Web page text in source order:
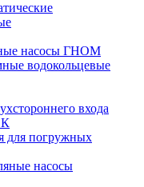
насосы ГНОМ
водокольцевые
входа
К
для погружных
насосы